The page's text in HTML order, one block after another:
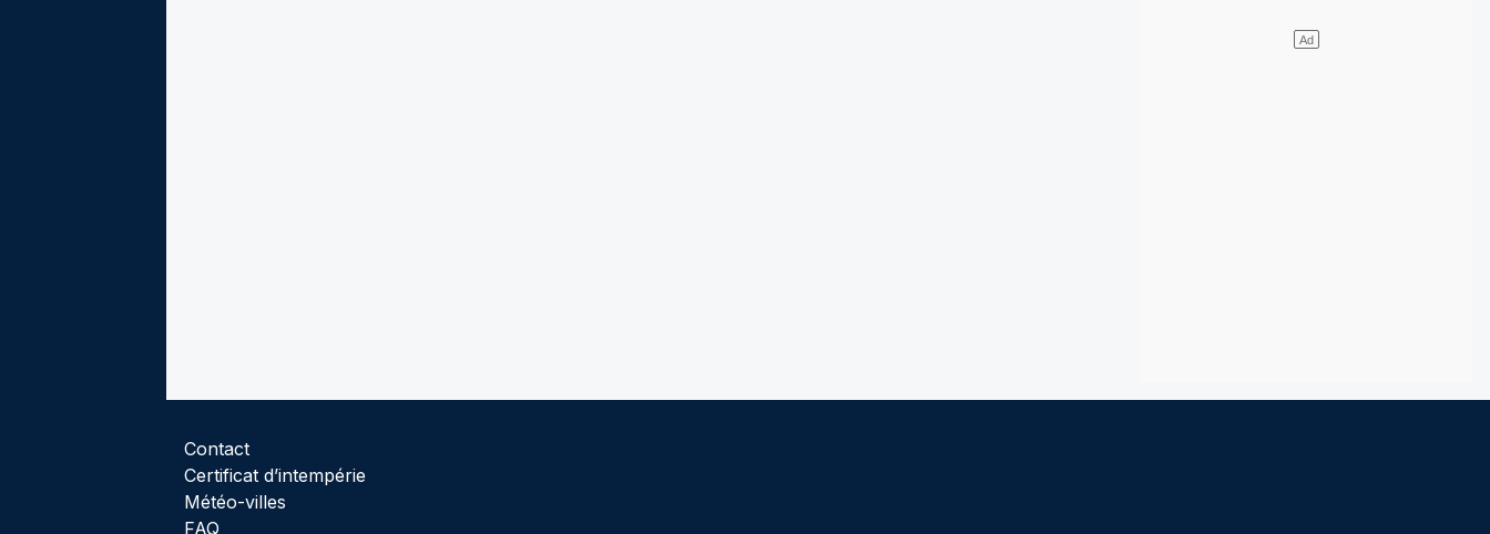
Contact
Certificat d’intempérie
Météo-villes
FAQ